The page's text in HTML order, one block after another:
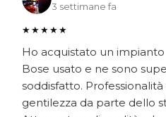
3 settimane fa
★★★★★
Ho acquistato un impianto
Bose usato e ne sono
soddisfatto. Professionalità
gentilezza da parte dello